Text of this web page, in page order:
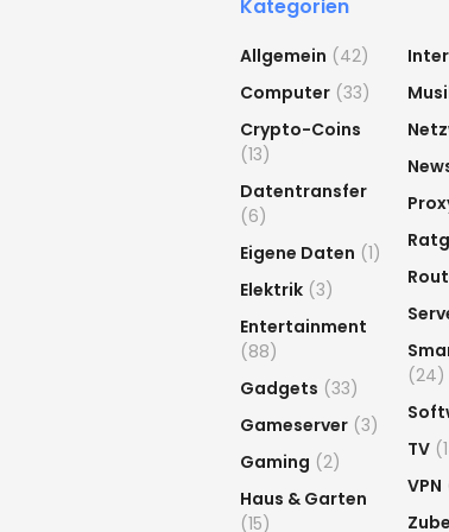
Kategorien
Allgemein (42)
Computer(33)
Crypto-Coins
(13)
Datentransfer
(6)
Eigene Daten (1)
Elektrik(3)
Entertainment
(88)
Gadgets (33)
Gameserver(3)
Gaming (2)
Haus & Garten
(15)
(24)
TV
VPN